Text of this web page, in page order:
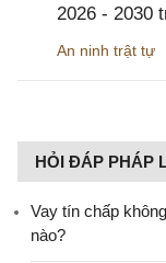
2026 - 2030
An ninh trật tự
HỎI ĐÁP PHÁP
Vay tín chấp
nào?